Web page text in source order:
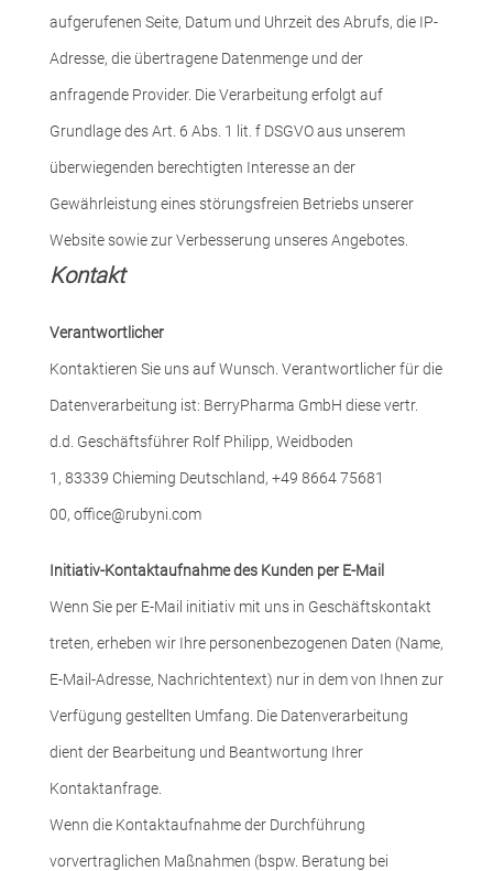
aufgerufenen Seite, Datum und Uhrzeit des Abrufs, die IP-
Adresse, die übertragene Datenmenge und der
anfragende Provider. Die Verarbeitung erfolgt auf
Grundlage des Art. 6 Abs. 1 lit. f DSGVO aus unserem
überwiegenden berechtigten Interesse an der
Gewährleistung eines störungsfreien Betriebs unserer
Website sowie zur Verbesserung unseres Angebotes.
Kontakt
Verantwortlicher
Kontaktieren Sie uns auf Wunsch. Verantwortlicher für die
Datenverarbeitung ist: BerryPharma GmbH diese vertr.
d.d. Geschäftsführer Rolf Philipp, Weidboden
1, 83339 Chieming Deutschland, +49 8664 75681
00, office@rubyni.com
Initiativ-Kontaktaufnahme des Kunden per E-Mail
Wenn Sie per E-Mail initiativ mit uns in Geschäftskontakt
treten, erheben wir Ihre personenbezogenen Daten (Name,
E-Mail-Adresse, Nachrichtentext) nur in dem von Ihnen zur
Verfügung gestellten Umfang. Die Datenverarbeitung
dient der Bearbeitung und Beantwortung Ihrer
Kontaktanfrage.
Wenn die Kontaktaufnahme der Durchführung
vorvertraglichen Maßnahmen (bspw. Beratung bei